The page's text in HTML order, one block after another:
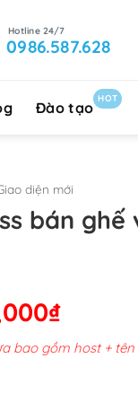
0986.587.628
Đào tạo
HOT
diện mới
bán ghế
₫Giá
hiện
tại
bao gồm host +